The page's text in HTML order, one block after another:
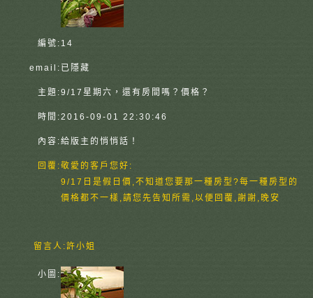
編號: 14
email: 已隱藏
主題:9/17星期六，還有房間嗎？價格？
時間:2016-09-01 22:30:46
內容:給版主的悄悄話！
回覆:敬愛的客戶您好:
9/17日是假日價,不知道您要那一種房型?每一種房型的
價格都不一樣,請您先告知所需,以便回覆,謝謝,晚安
留言人:許小姐
小圖: